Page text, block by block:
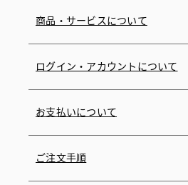
商品・サービスについて
ログイン・アカウントについて
お支払いについて
ご注文手順